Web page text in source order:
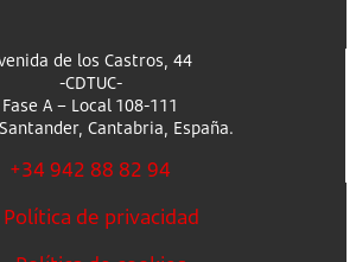
de los Castros, 44
-CDTUC-
Fase A – Local 108-111
Cantabria, España.
+34 942 88 82 94
Política de privacidad